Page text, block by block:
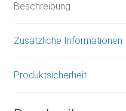
Beschreibung
Zusätzliche Informationen
Produktsicherheit